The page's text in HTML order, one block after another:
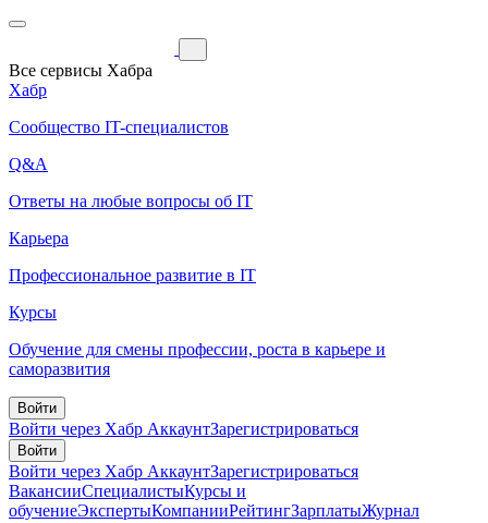
Все сервисы Хабра
Хабр
Сообщество IT-специалистов
Q&A
Ответы на любые вопросы об IT
Карьера
Профессиональное развитие в IT
Курсы
Обучение для смены профессии, роста в карьере и
саморазвития
Войти
Войти через Хабр АккаунтЗарегистрироваться
Войти
Войти через Хабр АккаунтЗарегистрироваться
ВакансииСпециалистыКурсы и
обучениеЭкспертыКомпанииРейтингЗарплатыЖурнал